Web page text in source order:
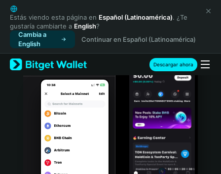
English
日本語
Tiếng Việt
Русский
Español (Latinoamérica)
Türkçe
Italiano
Português (Portugal)
Bahasa Indonesia
Estás viendo esta página en Español (Latinoamérica). ¿Te
gustaría cambiarte a English?
Cambia a
English
Continuar en Español (Latinoamérica)
Descargar ahora